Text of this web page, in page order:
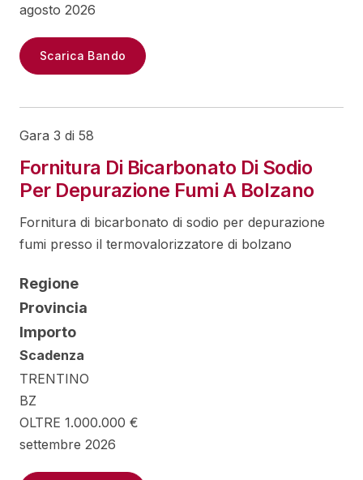
agosto 2026
Scarica Bando
Gara 3 di 58
Fornitura Di Bicarbonato Di Sodio
Per Depurazione Fumi A Bolzano
Fornitura di bicarbonato di sodio per depurazione
fumi presso il termovalorizzatore di bolzano
Regione
Provincia
Importo
Scadenza
TRENTINO
BZ
OLTRE 1.000.000 €
settembre 2026